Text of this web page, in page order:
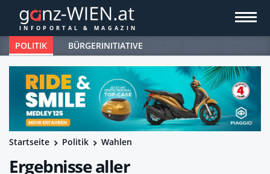
POLITIK BÜRGERINITIATIVE
Startseite Politik Wahlen
Ergebnisse aller